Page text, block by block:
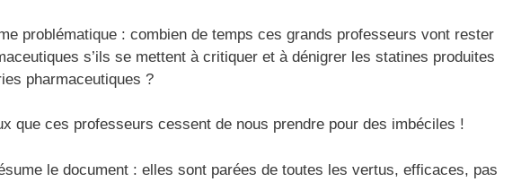
problématique : combien de temps ces grands professeurs vont rester
s’ils se mettent à critiquer et à dénigrer les statines produites
pharmaceutiques ?
que ces professeurs cessent de nous prendre pour des imbéciles !
le document : elles sont parées de toutes les vertus, efficaces, pas